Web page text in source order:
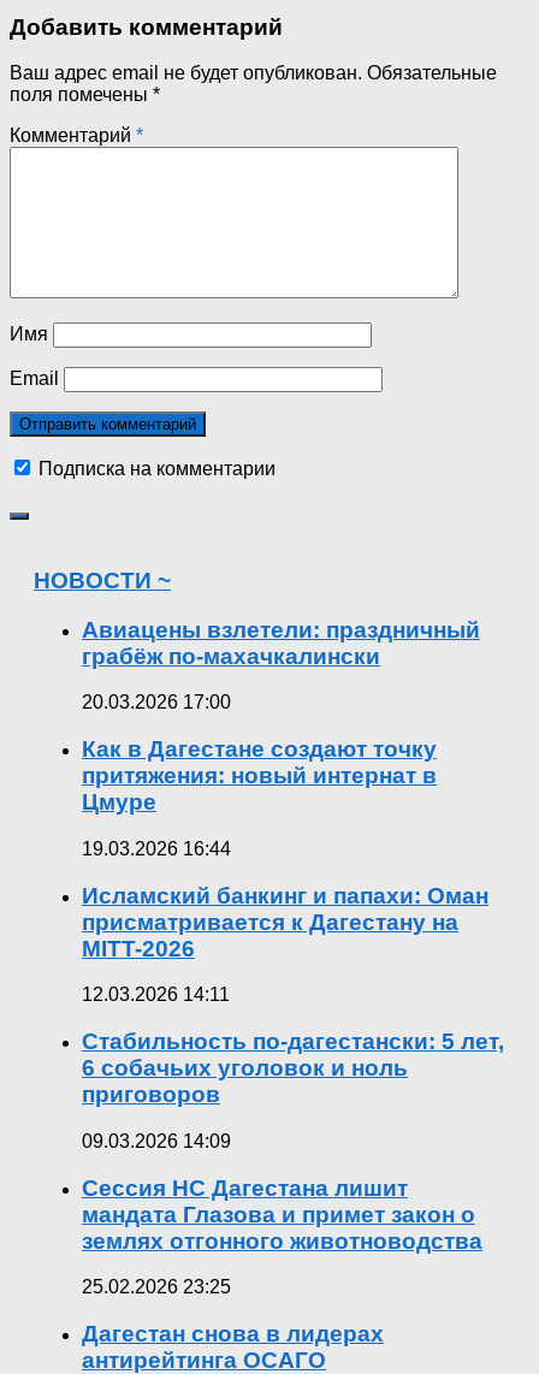
Добавить комментарий
Ваш адрес email не будет опубликован. Обязательные
поля помечены *
Комментарий *
Имя
Email
Подписка на комментарии
НОВОСТИ ~
Авиацены взлетели: праздничный
грабёж по-махачкалински
20.03.2026 17:00
Как в Дагестане создают точку
притяжения: новый интернат в
Цмуре
19.03.2026 16:44
Исламский банкинг и папахи: Оман
присматривается к Дагестану на
MITT-2026
12.03.2026 14:11
Стабильность по-дагестански: 5 лет,
6 собачьих уголовок и ноль
приговоров
09.03.2026 14:09
Сессия НС Дагестана лишит
мандата Глазова и примет закон о
землях отгонного животноводства
25.02.2026 23:25
Дагестан снова в лидерах
антирейтинга ОСАГО